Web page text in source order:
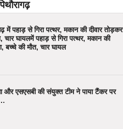
में पहाड़ से गिरा पत्थर, मकान की दीवार तोड़कर
चार घायलमें पहाड़ से गिरा पत्थर, मकान की
बच्चे की मौत, चार घायल
और एसएसबी की संयुक्त टीम ने पाया टैंकर पर